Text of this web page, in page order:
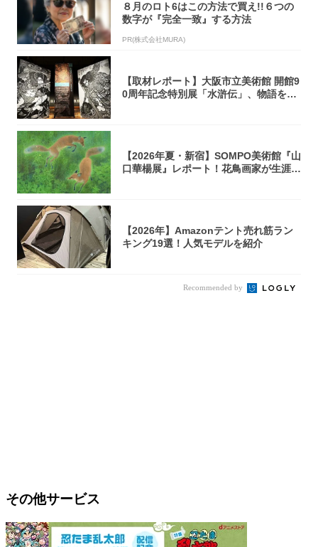
８月のロト6はこの方法で買え!!６つの
数字が『完全一致』する方法
PR(株式会社MURA)
【取材レポート】大阪市立美術館 開館9
0周年記念特別展「水滸伝」、物語を知
【2026年夏・新宿】SOMPO美術館『山
口華楊展』レポート！花鳥画家が生涯描
【2026年】Amazonテント売れ筋ラン
キング19選！人気モデルを紹介
Recommended by
その他サービス